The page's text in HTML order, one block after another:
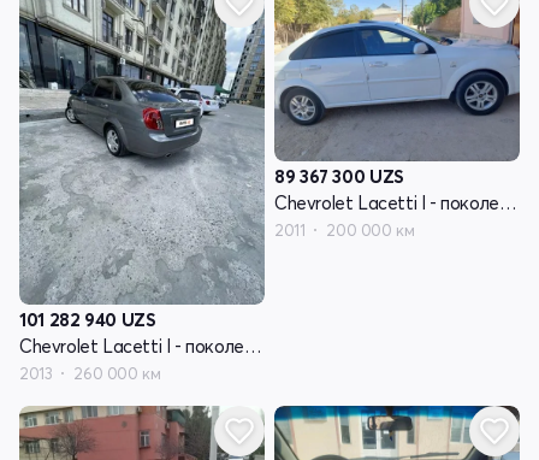
101 282 940 UZS
Chevrolet Lacetti I - поколение
2013 260 000 км
89 367 300 UZS
Chevrolet Lacetti I - поколение
2011 200 000 км